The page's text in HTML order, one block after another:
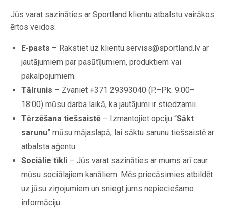
Jūs varat sazināties ar Sportland klientu atbalstu vairākos
ērtos veidos:
E-pasts – Rakstiet uzklientu.serviss@sportland.lv ar
jautājumiem par pasūtījumiem, produktiem vai
pakalpojumiem.
Tālrunis – Zvaniet +371 29393040 (P.–Pk. 9:00–
18:00) mūsu darba laikā, ka jautājumi ir stiedzamii.
Tērzēšana tiešsaistē – Izmantojiet opciju “Sākt
sarunu” mūsu mājaslapā, lai sāktu sarunu tiešsaistē ar
atbalsta aģentu.
Sociālie tīkli – Jūs varat sazināties ar mums arī caur
mūsu sociālajiem kanāliem. Mēs priecāsimies atbildēt
uz jūsu ziņojumiem un sniegt jums nepieciešamo
informāciju.